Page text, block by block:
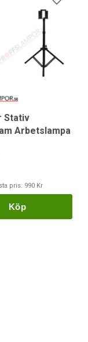
Stativ
Arbetslampa
pris: 990 Kr
Köp